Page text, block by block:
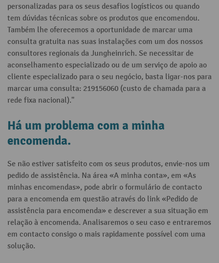
personalizadas para os seus desafios logísticos ou quando
tem dúvidas técnicas sobre os produtos que encomendou.
Também lhe oferecemos a oportunidade de marcar uma
consulta gratuita nas suas instalações com um dos nossos
consultores regionais da Jungheinrich. Se necessitar de
aconselhamento especializado ou de um serviço de apoio ao
cliente especializado para o seu negócio, basta ligar-nos para
marcar uma consulta: 219156060 (custo de chamada para a
rede fixa nacional)."
Há um problema com a minha
encomenda.
Se não estiver satisfeito com os seus produtos, envie-nos um
pedido de assistência. Na área «A minha conta», em «As
minhas encomendas», pode abrir o formulário de contacto
para a encomenda em questão através do link «Pedido de
assistência para encomenda» e descrever a sua situação em
relação à encomenda. Analisaremos o seu caso e entraremos
em contacto consigo o mais rapidamente possível com uma
solução.